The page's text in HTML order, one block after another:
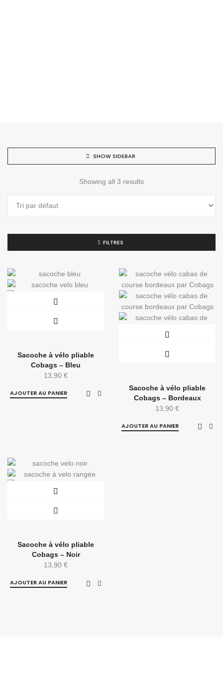
SHOW SIDEBAR
Showing all 3 results
FILTRES
Sacoche à vélo pliable
Cobags – Bleu
13,90 €
AJOUTER AU PANIER
Sacoche à vélo pliable
Cobags – Bordeaux
13,90 €
AJOUTER AU PANIER
Sacoche à vélo pliable
Cobags – Noir
13,90 €
AJOUTER AU PANIER